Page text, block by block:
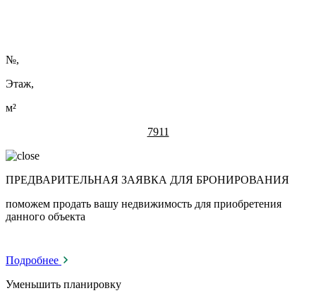
№,
Этаж,
м²
7911
ПРЕДВАРИТЕЛЬНАЯ ЗАЯВКА ДЛЯ БРОНИРОВАНИЯ
поможем продать вашу недвижимость для приобретения
данного объекта
Подробнее
Уменьшить планировку